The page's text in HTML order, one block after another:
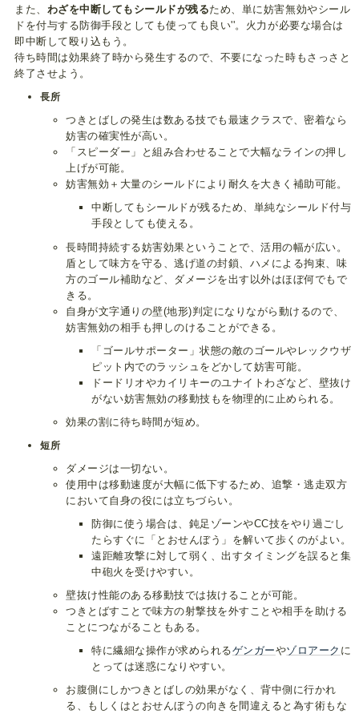
また、 わざを中断してもシールドが残るため、単に妨害無効やシール
ドを付与する防御手段としても使っても良い''。火力が必要な場合は
即中断して殴り込もう。
待ち時間は効果終了時から発生するので、不要になった時もさっさと
終了させよう。
長所
つきとばしの発生は数ある技でも最速クラスで、密着なら
妨害の確実性が高い。
「スピーダー」と組み合わせることで大幅なラインの押し
上げが可能。
妨害無効＋大量のシールドにより耐久を大きく補助可能。
中断してもシールドが残るため、単純なシールド付与
手段としても使える。
長時間持続する妨害効果ということで、活用の幅が広い。
盾として味方を守る、逃げ道の封鎖、ハメによる拘束、味
方のゴール補助など、ダメージを出す以外はほぼ何でもで
きる。
自身が文字通りの壁(地形)判定になりながら動けるので、
妨害無効の相手も押しのけることができる。
「ゴールサポーター」状態の敵のゴールやレックウザ
ピット内でのラッシュをどかして妨害可能。
ドードリオやカイリキーのユナイトわざなど、壁抜け
がない妨害無効の移動技もを物理的に止められる。
効果の割に待ち時間が短め。
短所
ダメージは一切ない。
使用中は移動速度が大幅に低下するため、追撃・逃走双方
において自身の役には立ちづらい。
防御に使う場合は、鈍足ゾーンやCC技をやり過ごし
たらすぐに「とおせんぼう」を解いて歩くのがよい。
遠距離攻撃に対して弱く、出すタイミングを誤ると集
中砲火を受けやすい。
壁抜け性能のある移動技では抜けることが可能。
つきとばすことで味方の射撃技を外すことや相手を助ける
ことにつながることもある。
特に繊細な操作が求められるゲンガーやゾロアーク に
とっては迷惑になりやすい。
お腹側にしかつきとばしの効果がなく、背中側に行かれ
る、もしくはとおせんぼうの向きを間違えると為す術もな